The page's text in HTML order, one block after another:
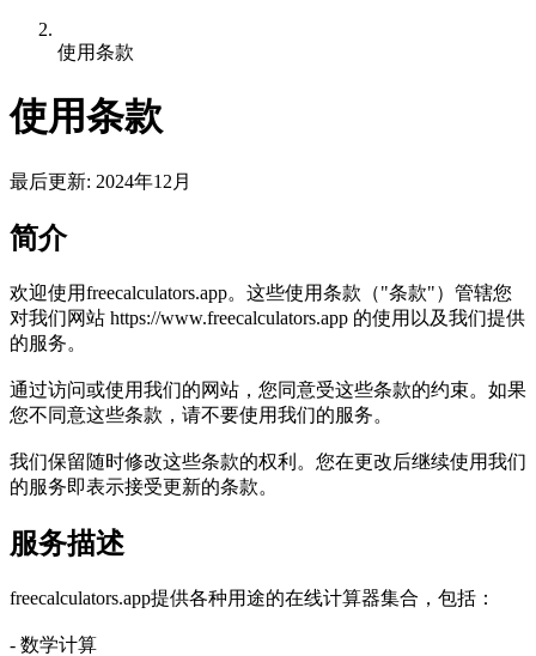
使用条款
使用条款
最后更新: 2024年12月
简介
欢迎使用freecalculators.app。这些使用条款（"条款"）管辖您
对我们网站 https://www.freecalculators.app 的使用以及我们提供
的服务。
通过访问或使用我们的网站，您同意受这些条款的约束。如果
您不同意这些条款，请不要使用我们的服务。
我们保留随时修改这些条款的权利。您在更改后继续使用我们
的服务即表示接受更新的条款。
服务描述
freecalculators.app提供各种用途的在线计算器集合，包括：
- 数学计算